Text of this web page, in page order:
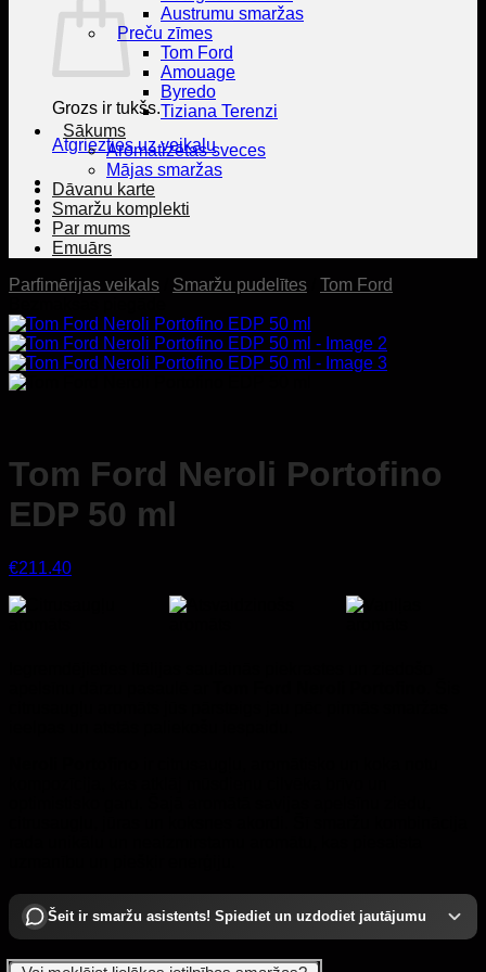
Grozs ir tukšs.
Atgriezties uz veikalu
Austrumu smaržas
Preču zīmes
Tom Ford
Amouage
Byredo
Tiziana Terenzi
Sākums
Aromatizētas sveces
Mājas smaržas
Dāvanu karte
Smaržu komplekti
Par mums
Emuārs
Parfimērijas veikals
Smaržu pudelītes
Tom Ford
Tom Ford Neroli Portofino
EDP 50 ml
€211.40
Šeit ir smaržu asistents! Spiediet un uzdodiet jautājumu